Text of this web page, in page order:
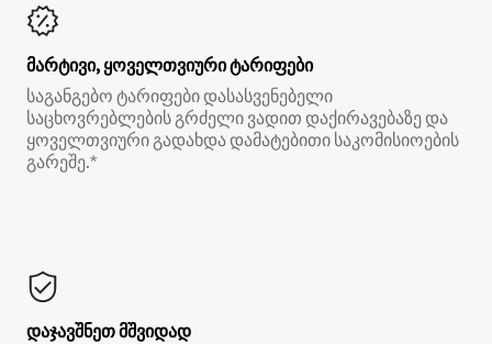
მარტივი, ყოველთვიური ტარიფები
საგანგებო ტარიფები დასასვენებელი
საცხოვრებლების გრძელი ვადით დაქირავებაზე და
ყოველთვიური გადახდა დამატებითი საკომისიოების
გარეშე.*
დაჯავშნეთ მშვიდად